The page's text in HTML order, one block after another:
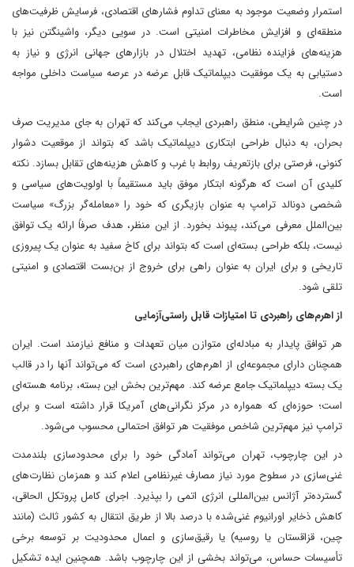
استمرار وضعیت موجود به معنای تداوم فشارهای اقتصادی، فرسایش ظرفیت‌های
منطقه‌ای و افزایش مخاطرات امنیتی است. در سویی دیگر، واشینگتن نیز با
هزینه‌های فزاینده نظامی، تهدید اختلال در بازارهای جهانی انرژی و نیاز به
دستیابی به یک موفقیت دیپلماتیک قابل عرضه در عرصه سیاست داخلی مواجه
است.
در چنین شرایطی، منطق راهبردی ایجاب می‌کند که تهران به جای مدیریت صرف
بحران، به دنبال طراحی ابتکاری دیپلماتیک باشد که بتواند از موقعیت دشوار
کنونی، فرصتی برای بازتعریف روابط با غرب و کاهش هزینه‌های تقابل بسازد. نکته
کلیدی آن است که هرگونه ابتکار موفق باید مستقیماً با اولویت‌های سیاسی و
شخصی دونالد ترامپ به عنوان بازیگری که خود را «معامله‌گر بزرگ» سیاست
بین‌الملل معرفی می‌کند، پیوند بخورد. از این منظر، هدف صرفاً ارائه یک توافق
نیست، بلکه طراحی بسته‌ای است که بتواند برای کاخ سفید به عنوان یک پیروزی
تاریخی و برای ایران به عنوان راهی برای خروج از بن‌بست اقتصادی و امنیتی
تلقی شود.
از اهرم‌های راهبردی تا امتیازات قابل راستی‌آزمایی
هر توافق پایدار به مبادله‌ای متوازن میان تعهدات و منافع نیازمند است. ایران
همچنان دارای مجموعه‌ای از اهرم‌های راهبردی است که می‌تواند آنها را در قالب
یک بسته دیپلماتیک جامع عرضه کند. مهم‌ترین بخش این بسته، برنامه هسته‌ای
است؛ حوزه‌ای که همواره در مرکز نگرانی‌های آمریکا قرار داشته است و برای
ترامپ نیز مهم‌ترین شاخص موفقیت هر توافق احتمالی محسوب می‌شود.
در این چارچوب، تهران می‌تواند آمادگی خود را برای محدودسازی بلندمدت
غنی‌سازی در سطوح مورد نیاز مصارف غیرنظامی اعلام کند و همزمان نظارت‌های
گسترده‌تر آژانس بین‌المللی انرژی اتمی را بپذیرد. اجرای کامل پروتکل الحاقی،
کاهش ذخایر اورانیوم غنی‌شده با درصد بالا از طریق انتقال به کشور ثالث (مانند
چین، قزاقستان یا روسیه) یا رقیق‌سازی و اعمال محدودیت بر توسعه برخی
تأسیسات حساس، می‌تواند بخشی از این چارچوب باشد. همچنین ایده تشکیل